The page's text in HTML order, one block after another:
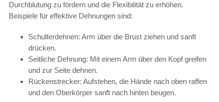
Durchblutung zu fördern und die Flexibilität zu erhöhen.
Beispiele für effektive Dehnungen sind:
Schulterdehnen: Arm über die Brust ziehen und sanft
drücken.
Seitliche Dehnung: Mit einem Arm über den Kopf greifen
und zur Seite dehnen.
Rückenstrecker: Aufstehen, die Hände nach oben raffen
und den Oberkörper sanft nach hinten beugen.